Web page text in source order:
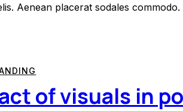
Aenean placerat sodales
of visuals in